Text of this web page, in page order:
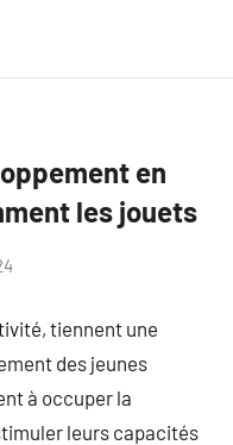
en
les jouets
tiennent une
des jeunes
à occuper la
leurs capacités